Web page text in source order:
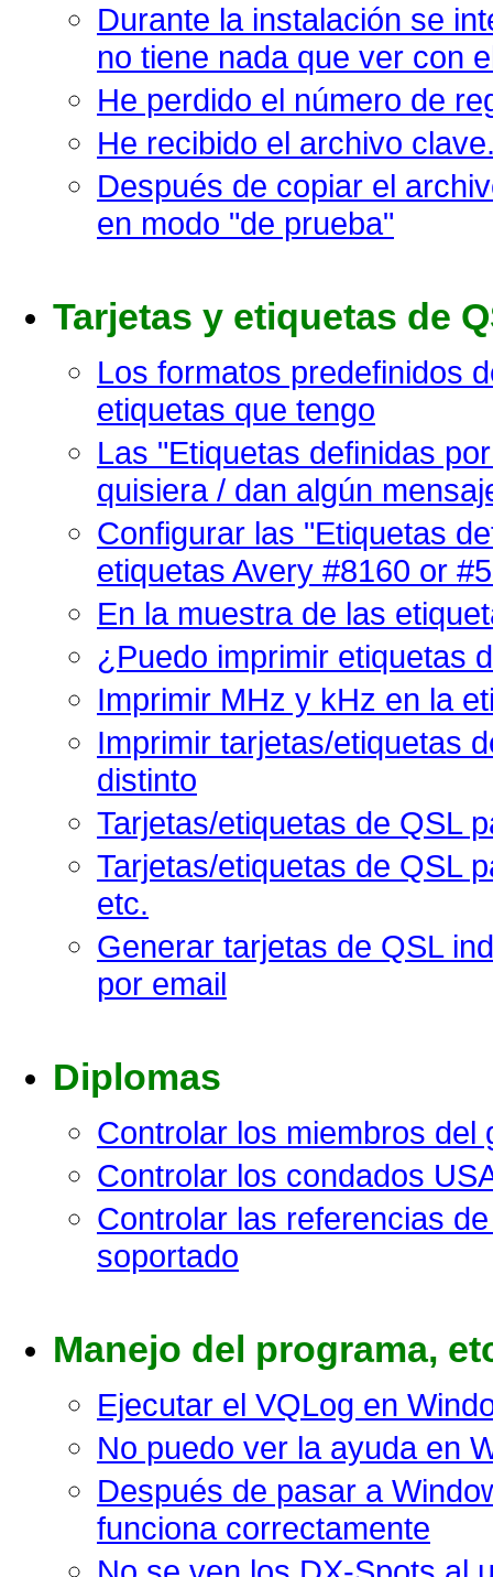
Durante la instalación se
no tiene nada que ver con
He perdido el número de
He recibido el archivo
Después de copiar el
en modo "de prueba"
Tarjetas y etiquetas de
Los formatos predefinidos
etiquetas que tengo
Las "Etiquetas definidas
quisiera / dan algún
Configurar las "Etiquetas
etiquetas Avery #8160 or
En la muestra de las
¿Puedo imprimir etiquetas
Imprimir MHz y kHz en la
Imprimir tarjetas/etiquetas
distinto
Tarjetas/etiquetas de QSL
Tarjetas/etiquetas de QSL
etc.
Generar tarjetas de QSL
por email
Diplomas
Controlar los miembros del
Controlar los condados
Controlar las referencias
soportado
Manejo del programa,
Ejecutar el VQLog en
No puedo ver la ayuda en
Después de pasar a
funciona correctamente